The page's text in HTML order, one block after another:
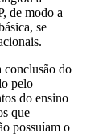
de modo a
se
conclusão do
pelo
do ensino
que
possuíam o